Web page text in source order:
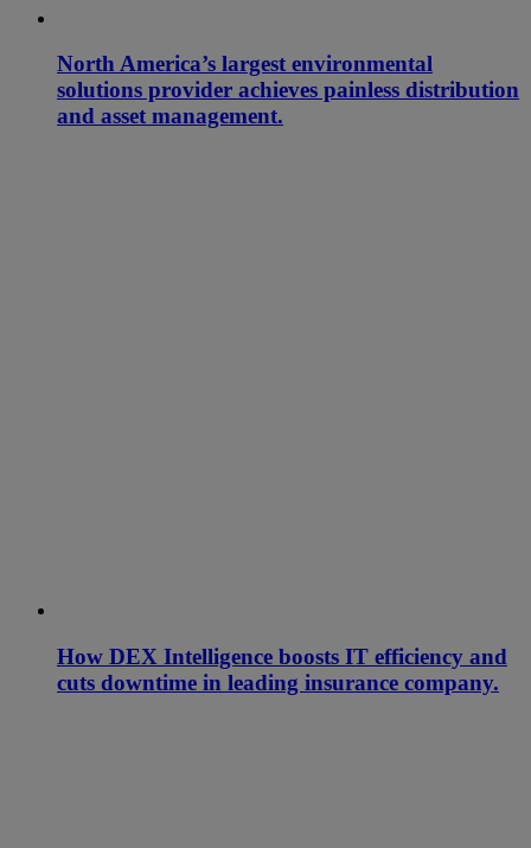
North America’s largest environmental
solutions provider achieves painless distribution
and asset management.
How DEX Intelligence boosts IT efficiency and
cuts downtime in leading insurance company.